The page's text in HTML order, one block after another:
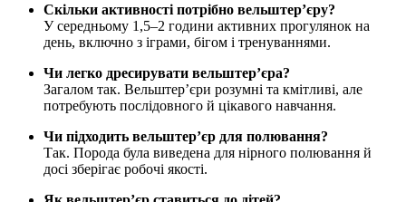
Скільки активності потрібно вельштер’єру?
У середньому 1,5–2 години активних прогулянок на
день, включно з іграми, бігом і тренуваннями.
Чи легко дресирувати вельштер’єра?
Загалом так. Вельштер’єри розумні та кмітливі, але
потребують послідовного й цікавого навчання.
Чи підходить вельштер’єр для полювання?
Так. Порода була виведена для нірного полювання й
досі зберігає робочі якості.